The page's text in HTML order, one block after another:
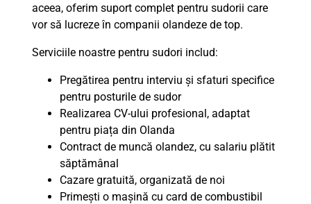
aceea, oferim suport complet pentru sudorii care
vor să lucreze în companii olandeze de top.
Serviciile noastre pentru sudori includ:
Pregătirea pentru interviu și sfaturi specifice
pentru posturile de sudor
Realizarea CV-ului profesional, adaptat
pentru piața din Olanda
Contract de muncă olandez, cu salariu plătit
săptămânal
Cazare gratuită, organizată de noi
Primești o mașină cu card de combustibil